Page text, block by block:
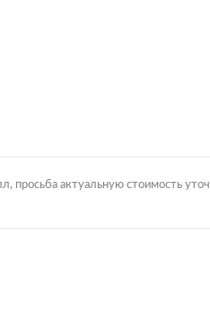
просьба актуальную стоимость